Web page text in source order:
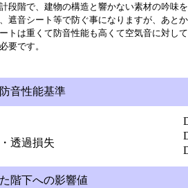
段階で、建物の構造と響かない素材の吟味
遮音シート等で防ぐ事になりますが、あと
トは重くて防音性能も高くて空気音に対し
要です。
音性能基準
透過損失
階下への影響値